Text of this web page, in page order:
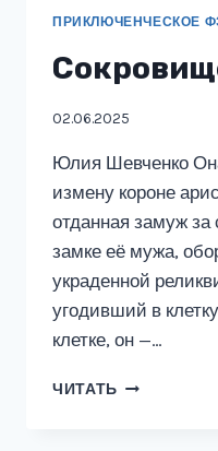
ПРИКЛЮЧЕНЧЕСКОЕ
02.06.2025
Юлия Шевченко
измену короне
отданная замуж за
замке её мужа,
украденной
угодивший в
клетке, он —…
ЧИТАТЬ СОКРОВИЩЕ